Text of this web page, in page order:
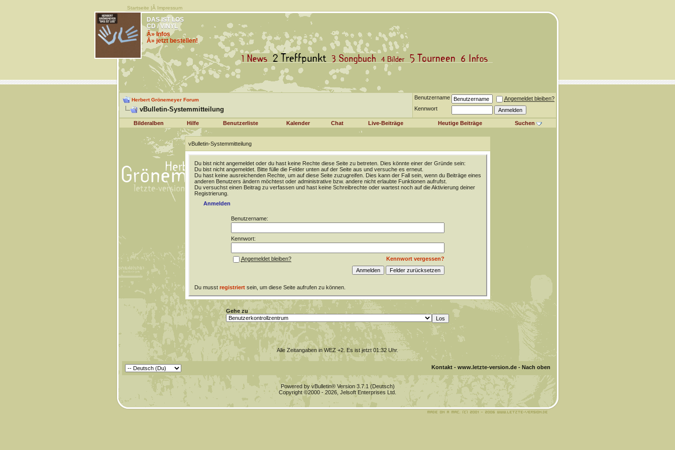
Startseite |Â Impressum
DAS IST LOS
CD / VINYL
Â» Infos
Â» jetzt bestellen!
Herbert Grönemeyer Forum
vBulletin-Systemmitteilung
Benutzername
Angemeldet bleiben?
Kennwort
Bilderalben Hilfe Benutzerliste Kalender Chat Live-Beiträge Heutige Beiträge Suchen
vBulletin-Systemmitteilung
Du bist nicht angemeldet oder du hast keine Rechte diese Seite zu betreten. Dies könnte einer der Gründe sein:
Du bist nicht angemeldet. Bitte fülle die Felder unten auf der Seite aus und versuche es erneut.
Du hast keine ausreichenden Rechte, um auf diese Seite zuzugreifen. Dies kann der Fall sein, wenn du Beiträge eines
anderen Benutzers ändern möchtest oder administrative bzw. andere nicht erlaubte Funktionen aufrufst.
Du versuchst einen Beitrag zu verfassen und hast keine Schreibrechte oder wartest noch auf die Aktivierung deiner
Registrierung.
Anmelden
Benutzername:
Kennwort:
Kennwort vergessen?
Angemeldet bleiben?
Du musst registriertsein, um diese Seite aufrufen zu können.
Gehe zu
Alle Zeitangaben in WEZ +2. Es ist jetzt01:32Uhr.
Kontakt- www.letzte-version.de- Nach oben
Powered by vBulletin® Version 3.7.1 (Deutsch)
Copyright ©2000 - 2026, Jelsoft Enterprises Ltd.